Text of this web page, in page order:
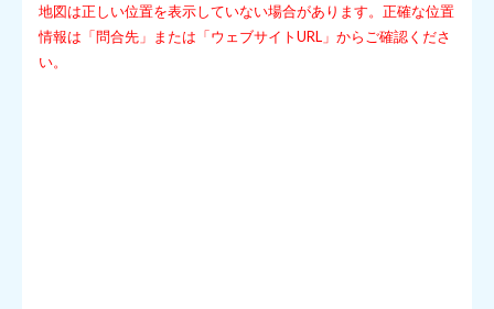
地図は正しい位置を表示していない場合があります。正確な位置
情報は「問合先」または「ウェブサイトURL」からご確認くださ
い。